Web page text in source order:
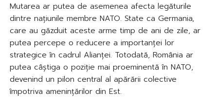
Mutarea ar putea de asemenea afecta legăturile
dintre națiunile membre NATO. State ca Germania,
care au găzduit aceste arme timp de ani de zile, ar
putea percepe o reducere a importanței lor
strategice în cadrul Alianței. Totodată, România ar
putea câștiga o poziție mai proeminentă în NATO,
devenind un pilon central al apărării colective
împotriva amenințărilor din Est.